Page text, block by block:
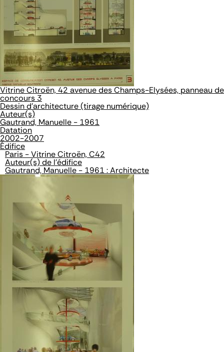
Vitrine Citroën, 42 avenue des Champs-Elysées, panneau de
concours 3
Dessin d'architecture (tirage numérique)
Auteur(s)
Gautrand, Manuelle - 1961
Datation
2002-2007
Édifice
Paris - Vitrine Citroën, C42
Auteur(s) de l'édifice
Gautrand, Manuelle - 1961 : Architecte